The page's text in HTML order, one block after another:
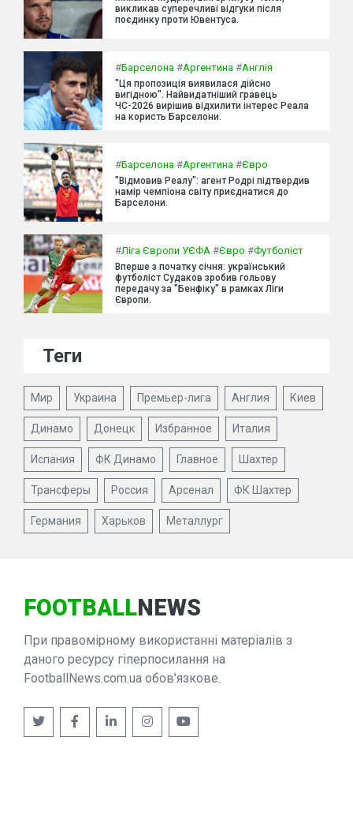
викликав суперечливі відгуки після
поєдинку проти Ювентуса.
#Барселона #Аргентина #Англія
"Ця пропозиція виявилася дійсно
вигідною". Найвидатніший гравець
ЧС-2026 вирішив відхилити інтерес Реала
на користь Барселони.
#Барселона #Аргентина #Євро
"Відмовив Реалу": агент Родрі підтвердив
намір чемпіона світу приєднатися до
Барселони.
#Ліга Європи УЄФА #Євро #Футболіст
Вперше з початку січня: український
футболіст Судаков зробив гольову
передачу за "Бенфіку" в рамках Ліги
Європи.
Теги
Мир Украина Премьер-лига Англия Киев
Динамо Донецк Избранное Италия
Испания ФК Динамо Главное Шахтер
Трансферы Россия Арсенал ФК Шахтер
Германия Харьков Металлург
FOOTBALLNEWS
При правомірному використанні матеріалів з
даного ресурсу гіперпосилання на
FootballNews.com.ua обов'язкове.